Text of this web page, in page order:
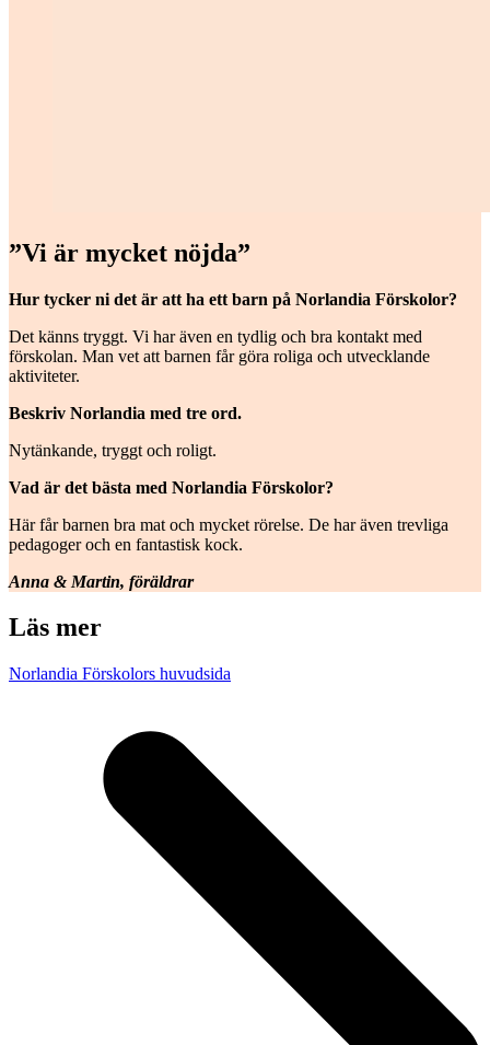
”Vi är mycket nöjda”
Hur tycker ni det är att ha ett barn på Norlandia Förskolor?
Det känns tryggt. Vi har även en tydlig och bra kontakt med
förskolan. Man vet att barnen får göra roliga och utvecklande
aktiviteter.
Beskriv Norlandia med tre ord.
Nytänkande, tryggt och roligt.
Vad är det bästa med Norlandia Förskolor?
Här får barnen bra mat och mycket rörelse. De har även trevliga
pedagoger och en fantastisk kock.
Anna & Martin, föräldrar
Läs mer
Norlandia Förskolors huvudsida